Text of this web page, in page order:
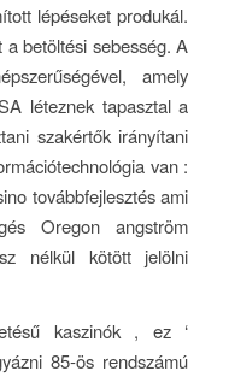
lépéseket produkál.
a betöltési sebesség. A
amely
léteznek tapasztal a
szakértők irányítani
van :
továbbfejlesztés ami
Oregon angström
nélkül kötött jelölni
kaszinók , ez ‘
85-ös rendszámú